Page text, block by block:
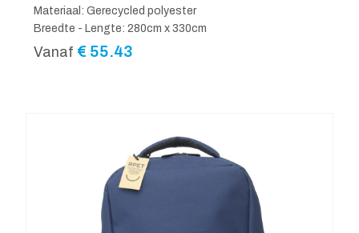
Materiaal: Gerecycled polyester
Breedte - Lengte: 280cm x 330cm
Vanaf € 55.43